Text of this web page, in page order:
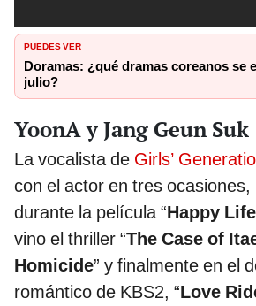
PUEDES VER
Doramas: ¿qué dramas coreanos se
julio?
YoonA y Jang Geun Suk
La vocalista de Girls’
con el actor en tres ocasiones,
durante la película “Happy Life
vino el thriller “The Case of
Homicide” y finalmente en el
romántico de KBS2, “Love